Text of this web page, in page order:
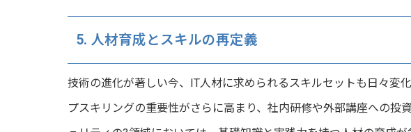
5. 人材育成とスキルの再定義
技術の進化が著しい今、IT人材に求められるスキルセットも日々変
プスキリングの重要性がさらに高まり、社内研修や外部講座への投